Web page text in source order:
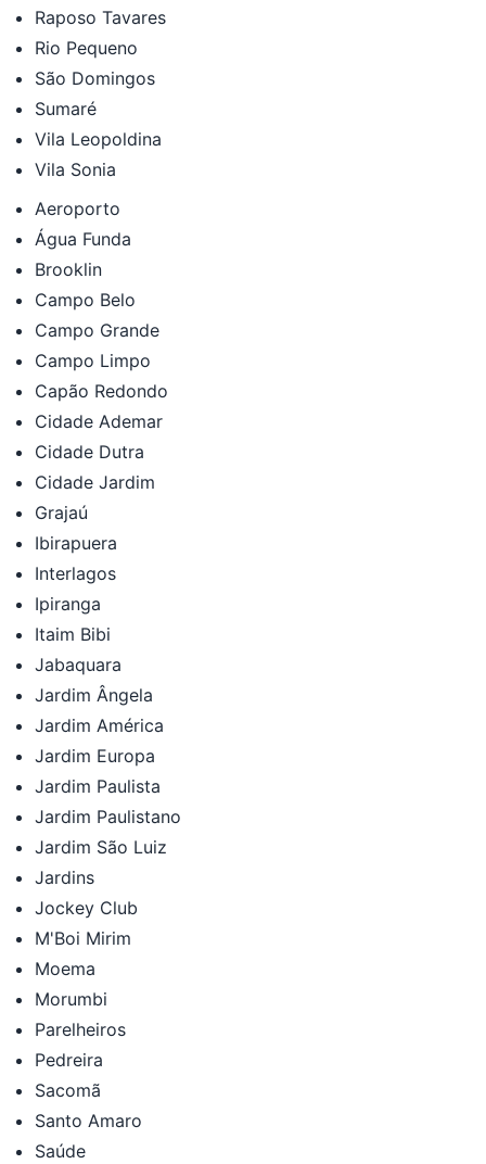
Raposo Tavares
Rio Pequeno
São Domingos
Sumaré
Vila Leopoldina
Vila Sonia
Aeroporto
Água Funda
Brooklin
Campo Belo
Campo Grande
Campo Limpo
Capão Redondo
Cidade Ademar
Cidade Dutra
Cidade Jardim
Grajaú
Ibirapuera
Interlagos
Ipiranga
Itaim Bibi
Jabaquara
Jardim Ângela
Jardim América
Jardim Europa
Jardim Paulista
Jardim Paulistano
Jardim São Luiz
Jardins
Jockey Club
M'Boi Mirim
Moema
Morumbi
Parelheiros
Pedreira
Sacomã
Santo Amaro
Saúde